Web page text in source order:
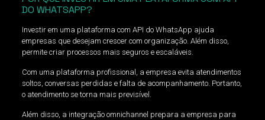
DO WHATSAPP?
Investir em uma plataforma com API do WhatsApp ajuda
empresas que desejam crescer com organização. Além disso,
permite criar processos mais seguros e escaláveis.
Com uma plataforma profissional, a empresa evita atendimentos
soltos, conversas perdidas e falta de acompanhamento. Portanto,
o atendimento se torna mais previsível.
Além disso, a integração omnichannel prepara a empresa para